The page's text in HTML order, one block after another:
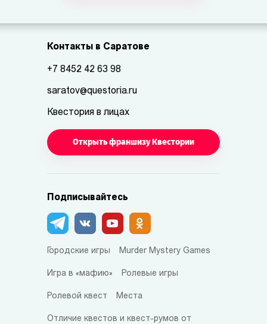
Контакты в Саратове
+7 8452 42 63 98
saratov@questoria.ru
Квестория в лицах
Открыть франшизу Квестории
Подписывайтесь
Городские игры Murder Mystery Games
Игра в «мафию» Ролевые игры
Ролевой квест Места
Отличие квестов и квест-румов от